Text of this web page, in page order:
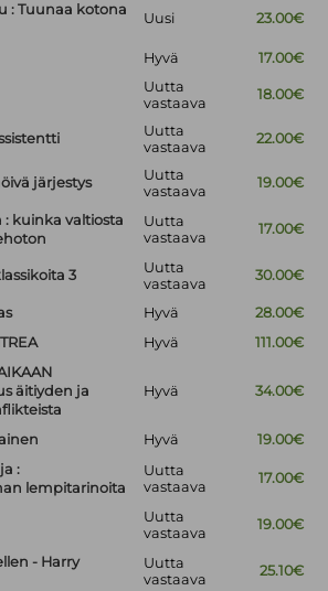
: Tuunaa kotona
Uusi 23.00€
Hyvä 17.00€
Uutta
vastaava
18.00€
Uutta
vastaava
22.00€
järjestys
Uutta
vastaava
19.00€
kuinka valtiosta
Uutta
vastaava
17.00€
3
Uutta
vastaava
30.00€
Hyvä
28.00€
Hyvä
111.00€
äitiyden ja
Hyvä 34.00€
Hyvä
19.00€
:
lempitarinoita
Uutta
vastaava
17.00€
Uutta
vastaava
19.00€
- Harry
Uutta
vastaava
25.10€